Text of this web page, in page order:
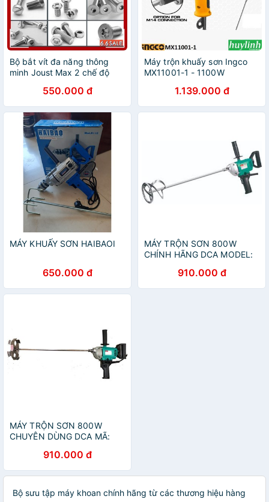
Bộ bắt vít đa năng thông
minh Joust Max 2 chế độ
[Giá sập sàn]550.000 đ
Máy trộn khuấy sơn Ingco
MX11001-1 - 1100W
1.139.000 đ
MÁY KHUẤY SƠN HAIBAOI
650.000 đ
MÁY TRỘN SƠN 800W
CHÍNH HÃNG DCA MODEL:
910.000 đ
MÁY TRỘN SƠN 800W
CHUYÊN DÙNG DCA MÃ:
910.000 đ
Bộ sưu tập máy khoan chính hãng từ các thương hiệu hàng